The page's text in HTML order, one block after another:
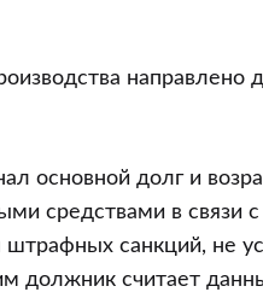
направлено
основной долг и
средствами в связи
штрафных санкций, не
должник считает